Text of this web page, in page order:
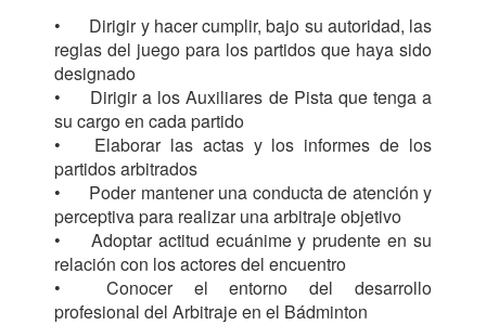
•	Dirigir y hacer cumplir, bajo su autoridad, las
reglas del juego para los partidos que haya sido
designado
•	Dirigir a los Auxiliares de Pista que tenga a
su cargo en cada partido
•	Elaborar las actas y los informes de los
partidos arbitrados
•	Poder mantener una conducta de atención y
perceptiva para realizar una arbitraje objetivo
•	Adoptar actitud ecuánime y prudente en su
relación con los actores del encuentro
•	Conocer el entorno del desarrollo
profesional del Arbitraje en el Bádminton